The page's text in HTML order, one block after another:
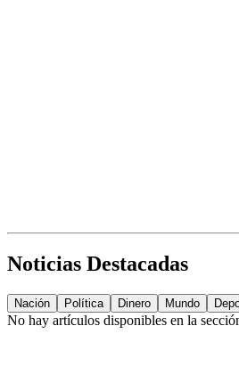
Noticias Destacadas
Nación Política Dinero Mundo
No hay artículos disponibles en la